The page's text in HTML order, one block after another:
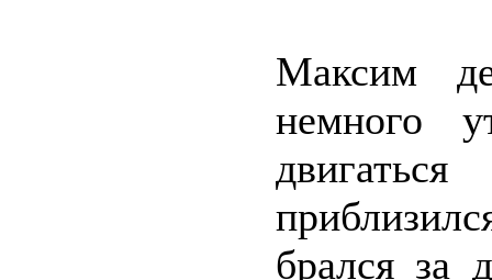
Максим
немного
брался за